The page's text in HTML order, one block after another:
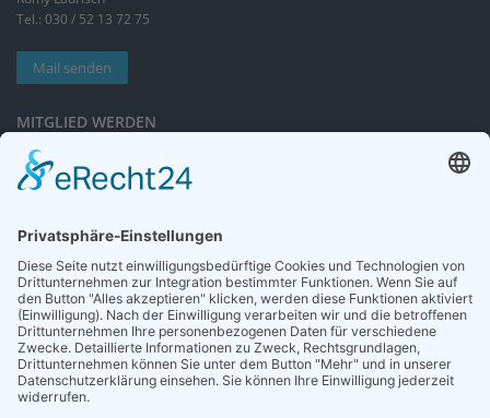
Tel.: 030 / 52 13 72 75
Mail senden
MITGLIED WERDEN
Sieben gute Gründe
für Ihre Mitgliedschaft
NEWSLETTER
Neuigkeiten rund um die Geriatrie und die DGG – regelmäßig in Ihrem
Postfach.